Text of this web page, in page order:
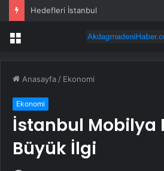
Hedefleri İstanbul
Menü
Anasayfa / Ekonomi
Ekonomi
İstanbul Mobilya
Büyük İlgi